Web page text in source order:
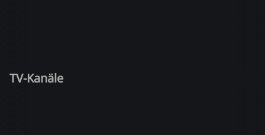
TV-Kanäle